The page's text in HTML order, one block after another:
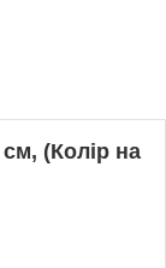
(Колір на